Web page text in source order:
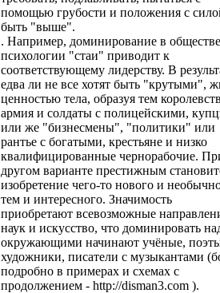
помощью грубости и положения с
быть "выше".
. Например, доминирование в обществе
психологии "стаи" приводит к
соответствующему лидерству. В
едва ли не все хотят быть "крутыми",
ценностью тела, образуя тем
армия и солдаты с полицейскими,
или же "бизнесмены", "политики" или
рантье с богатыми, крестьяне и низко
квалифицированные чернорабочие.
другом варианте престижным
изобретение чего-то нового и
тем и интересного. Значимость
приобретают всевозможные
наук и искусство, что доминировать
окружающими начинают учёные,
художники, писатели с музыкантами
подробно в примерах и схемах с
продолжением - http://disman3.com ).